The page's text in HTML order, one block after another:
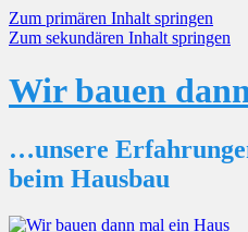
Zum primären Inhalt springen
Zum sekundären Inhalt springen
Wir bauen
…unsere
beim Hausbau